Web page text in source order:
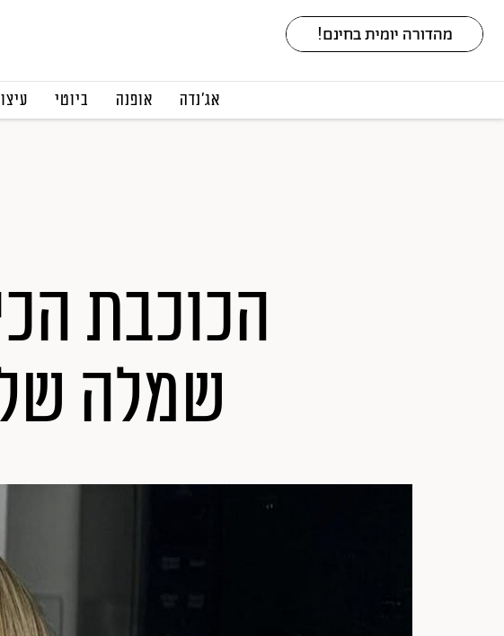
אג׳נדה אופנה ביוטי
הכוכבת
שמלה